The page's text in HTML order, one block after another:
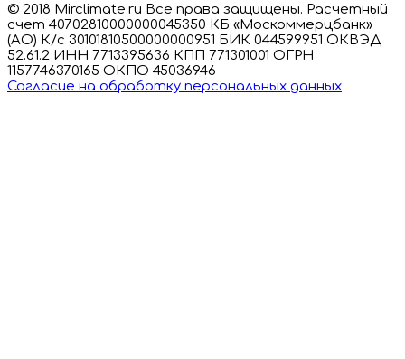
© 2018 Mirclimate.ru Все права защищены. Расчетный
счет 40702810000000045350 КБ «Москоммерцбанк»
(АО) К/с 30101810500000000951 БИК 044599951 ОКВЭД
52.61.2 ИНН 7713395636 КПП 771301001 ОГРН
1157746370165 ОКПО 45036946
Согласие на обработку персональных данных